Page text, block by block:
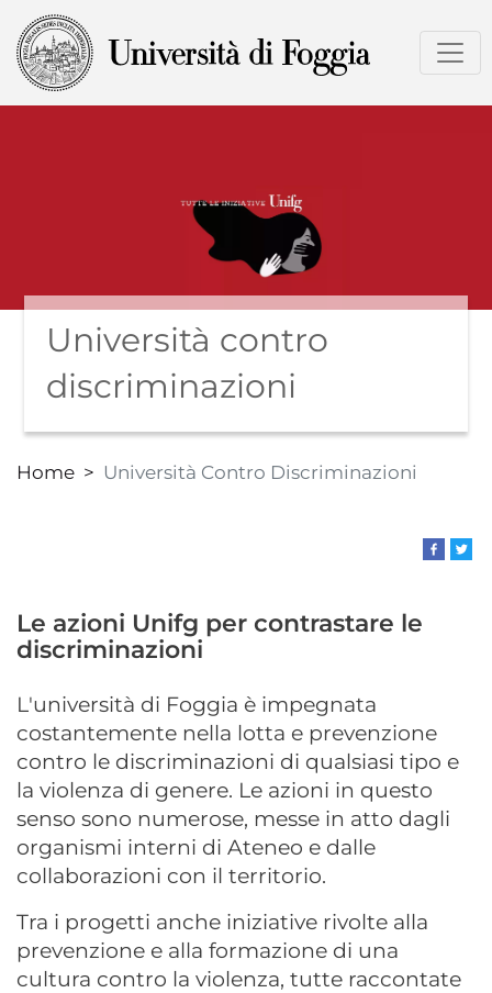
to
content
Università contro
discriminazioni
Home Università Contro Discriminazioni
Le azioni Unifg per contrastare le
discriminazioni
L'università di Foggia è impegnata
costantemente nella lotta e prevenzione
contro le discriminazioni di qualsiasi tipo e
la violenza di genere. Le azioni in questo
senso sono numerose, messe in atto dagli
organismi interni di Ateneo e dalle
collaborazioni con il territorio.
Tra i progetti anche iniziative rivolte alla
prevenzione e alla formazione di una
cultura contro la violenza, tutte raccontate